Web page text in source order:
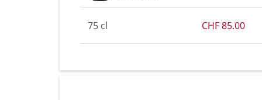
75 cl CHF 85.00